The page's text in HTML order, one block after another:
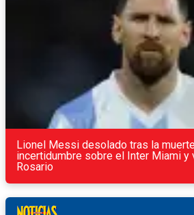
Lionel Messi desolado tras la
incertidumbre sobre el Inter Miami y
Rosario